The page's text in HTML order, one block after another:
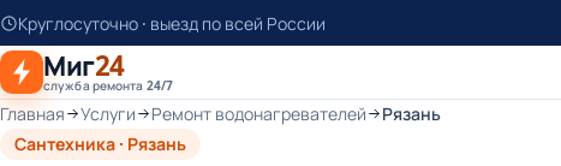
К
основному
контенту
Круглосуточно · выезд по всей России
Миг24
служба ремонта 24/7
Главная Услуги Ремонт водонагревателей
Рязань
Сантехника · Рязань